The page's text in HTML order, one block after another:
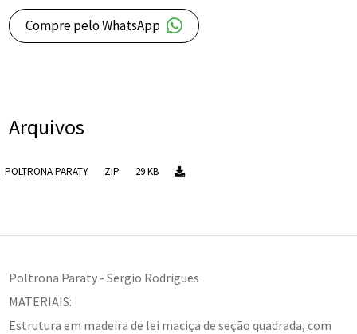
Compre pelo WhatsApp
Arquivos
POLTRONA PARATY ZIP 29 KB
Poltrona Paraty - Sergio Rodrigues
MATERIAIS:
Estrutura em madeira de lei maciça de seção quadrada, com